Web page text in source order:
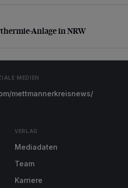
Anlage in NRW
Anlage in NRW
MEDIEN
mettmannerkreisnews/
VERLAG
Mediadaten
Team
Karriere